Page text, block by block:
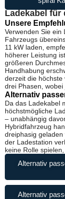
Ladekabel für
Unsere
Verwenden Sie ein
Fahrzeugs
11 kW laden,
höherer Leistung
größeren
Handhabung
derzeit die
drei Phasen, wobei
Alternativ
Da das Ladekabel
höchstmögliche
– unabhängig
Hybridfahrzeug
dreiphasig
der Ladestation
keine Rolle
Alternativ
Alternativ